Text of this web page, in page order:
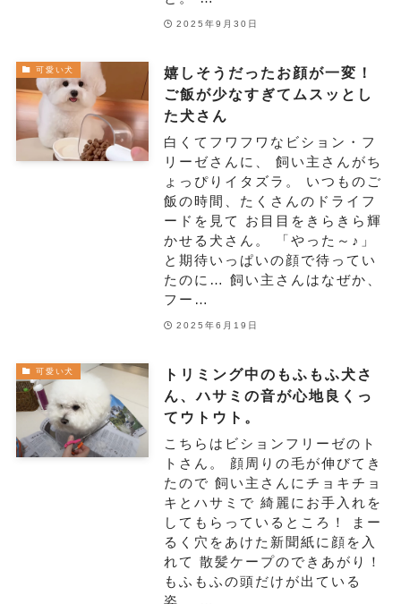
2025年9月30日
可愛い犬
嬉しそうだったお顔が一変！
ご飯が少なすぎてムスッとし
た犬さん
白くてフワフワなビション・フ
リーゼさんに、 飼い主さんがち
ょっぴりイタズラ。 いつものご
飯の時間、たくさんのドライフ
ードを見て お目目をきらきら輝
かせる犬さん。 「やった～♪」
と期待いっぱいの顔で待ってい
たのに… 飼い主さんはなぜか、
フー…
2025年6月19日
可愛い犬
トリミング中のもふもふ犬さ
ん、ハサミの音が心地良くっ
てウトウト。
こちらはビションフリーゼのト
トさん。 顔周りの毛が伸びてき
たので 飼い主さんにチョキチョ
キとハサミで 綺麗にお手入れを
してもらっているところ！ まー
るく穴をあけた新聞紙に顔を入
れて 散髪ケープのできあがり！
もふもふの頭だけが出ている